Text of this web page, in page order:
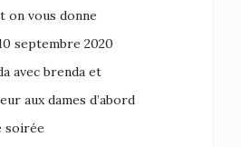
on vous donne
septembre 2020
avec brenda et
aux dames d’abord
soirée